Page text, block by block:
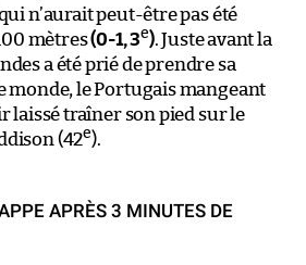
n’aurait peut-être pas été
mètres(0-1, 3e). Juste avant la
a été prié de prendre sa
monde, le Portugais mangeant
laissé traîner son pied sur le
(42e).
APRÈS 3 MINUTES DE